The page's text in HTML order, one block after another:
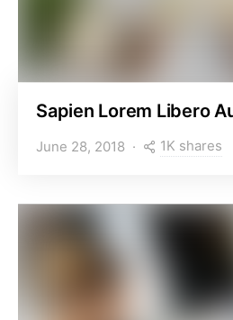
Sapien Lorem Libero
June 28, 2018 1K shares